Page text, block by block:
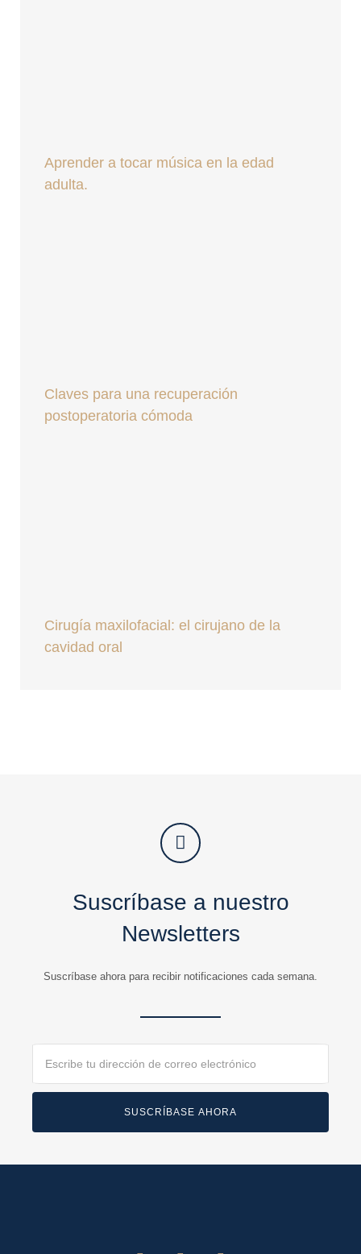
Aprender a tocar música en la edad
adulta.
Claves para una recuperación
postoperatoria cómoda
Cirugía maxilofacial: el cirujano de la
cavidad oral
Suscríbase a nuestro
Newsletters
Suscríbase ahora para recibir notificaciones cada semana.
SUSCRÍBASE AHORA